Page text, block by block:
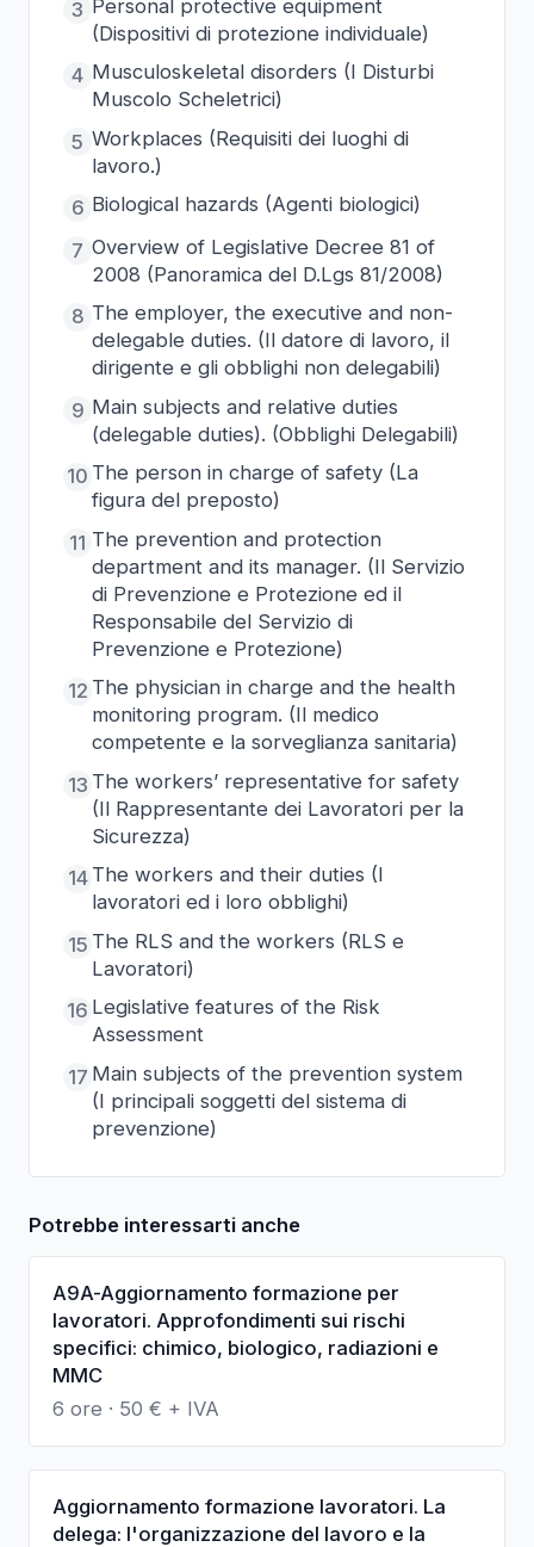
3 Personal protective equipment
(Dispositivi di protezione individuale)
4 Musculoskeletal disorders (I Disturbi
Muscolo Scheletrici)
5 Workplaces (Requisiti dei luoghi di
lavoro.)
6 Biological hazards (Agenti biologici)
7 Overview of Legislative Decree 81 of
2008 (Panoramica del D.Lgs 81/2008)
8 The employer, the executive and non-
delegable duties. (Il datore di lavoro, il
dirigente e gli obblighi non delegabili)
9 Main subjects and relative duties
(delegable duties). (Obblighi Delegabili)
10 The person in charge of safety (La
figura del preposto)
11 The prevention and protection
department and its manager. (Il Servizio
di Prevenzione e Protezione ed il
Responsabile del Servizio di
Prevenzione e Protezione)
12 The physician in charge and the health
monitoring program. (Il medico
competente e la sorveglianza sanitaria)
13 The workers’ representative for safety
(Il Rappresentante dei Lavoratori per la
Sicurezza)
14 The workers and their duties (I
lavoratori ed i loro obblighi)
15 The RLS and the workers (RLS e
Lavoratori)
16 Legislative features of the Risk
Assessment
17 Main subjects of the prevention system
(I principali soggetti del sistema di
prevenzione)
Potrebbe interessarti anche
A9A-Aggiornamento formazione per
lavoratori. Approfondimenti sui rischi
specifici: chimico, biologico, radiazioni e
MMC
6 ore · 50 € + IVA
Aggiornamento formazione lavoratori. La
delega: l'organizzazione del lavoro e la